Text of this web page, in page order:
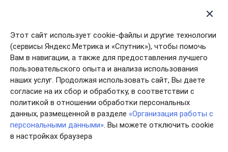
Этот сайт использует cookie-файлы и другие технологии
(сервисы Яндекс.Метрика и «Спутник»), чтобы помочь
Вам в навигации, а также для предоставления лучшего
пользовательского опыта и анализа использования
наших услуг. Продолжая использовать сайт, Вы даете
согласие на их сбор и обработку, в соответствии с
политикой в отношении обработки персональных
данных, размещенной в разделе «Организация работы с
персональными данными». Вы можете отключить cookie
в настройках браузера
установлены и введены в эксплуатацию
общедомовые приборы учета тепловой
энергии
Благодаря Службе управляющая
организация привела в нормативное
состояние общедомовое имущество
многоквартирного дома